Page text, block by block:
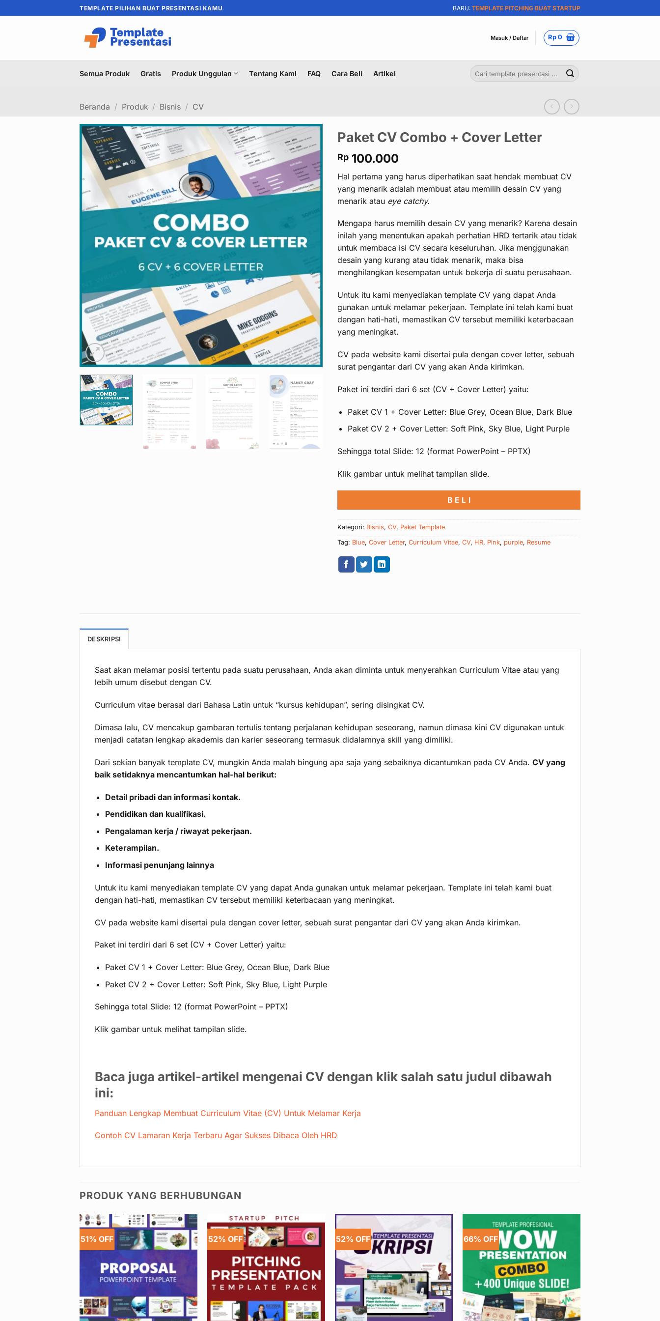
to
TEMPLATE PILIHAN BUAT PRESENTASI KAMU BARU: TEMPLATE PITCHING BUAT STARTUP
Masuk / Daftar Rp0
Semua Produk Gratis Produk Unggulan Tentang Kami FAQ Cara Beli Artikel
Pencarian
untuk:
Beranda / Produk / Bisnis / CV
Paket CV Combo + Cover Letter
Rp 100.000
Hal pertama yang harus diperhatikan saat hendak membuat CV
yang menarik adalah membuat atau memilih desain CV yang
menarik atau eye catchy.
Mengapa harus memilih desain CV yang menarik? Karena desain
inilah yang menentukan apakah perhatian HRD tertarik atau tidak
untuk membaca isi CV secara keseluruhan. Jika menggunakan
desain yang kurang atau tidak menarik, maka bisa
menghilangkan kesempatan untuk bekerja di suatu perusahaan.
Untuk itu kami menyediakan template CV yang dapat Anda
gunakan untuk melamar pekerjaan. Template ini telah kami buat
dengan hati-hati, memastikan CV tersebut memiliki keterbacaan
yang meningkat.
CV pada website kami disertai pula dengan cover letter, sebuah
surat pengantar dari CV yang akan Anda kirimkan.
Paket ini terdiri dari 6 set (CV + Cover Letter) yaitu:
Paket CV 1 + Cover Letter: Blue Grey, Ocean Blue, Dark Blue
Paket CV 2 + Cover Letter: Soft Pink, Sky Blue, Light Purple
Sehingga total Slide: 12 (format PowerPoint – PPTX)
Klik gambar untuk melihat tampilan slide.
B E L I
Kategori: Bisnis, CV, Paket Template
Tag: Blue, Cover Letter, Curriculum Vitae, CV, HR, Pink, purple, Resume
DESKRIPSI
Saat akan melamar posisi tertentu pada suatu perusahaan, Anda akan diminta untuk menyerahkan Curriculum Vitae atau yang
lebih umum disebut dengan CV.
Curriculum vitae berasal dari Bahasa Latin untuk “kursus kehidupan”, sering disingkat CV.
Dimasa lalu, CV mencakup gambaran tertulis tentang perjalanan kehidupan seseorang, namun dimasa kini CV digunakan untuk
menjadi catatan lengkap akademis dan karier seseorang termasuk didalamnya skill yang dimiliki.
Dari sekian banyak template CV, mungkin Anda malah bingung apa saja yang sebaiknya dicantumkan pada CV Anda. CV yang
baik setidaknya mencantumkan hal-hal berikut:
Detail pribadi dan informasi kontak.
Pendidikan dan kualifikasi.
Pengalaman kerja / riwayat pekerjaan.
Keterampilan.
Informasi penunjang lainnya
Untuk itu kami menyediakan template CV yang dapat Anda gunakan untuk melamar pekerjaan. Template ini telah kami buat
dengan hati-hati, memastikan CV tersebut memiliki keterbacaan yang meningkat.
CV pada website kami disertai pula dengan cover letter, sebuah surat pengantar dari CV yang akan Anda kirimkan.
Paket ini terdiri dari 6 set (CV + Cover Letter) yaitu:
Paket CV 1 + Cover Letter: Blue Grey, Ocean Blue, Dark Blue
Paket CV 2 + Cover Letter: Soft Pink, Sky Blue, Light Purple
Sehingga total Slide: 12 (format PowerPoint – PPTX)
Klik gambar untuk melihat tampilan slide.
Baca juga artikel-artikel mengenai CV dengan klik salah satu judul dibawah
ini:
Panduan Lengkap Membuat Curriculum Vitae (CV) Untuk Melamar Kerja
Contoh CV Lamaran Kerja Terbaru Agar Sukses Dibaca Oleh HRD
PRODUK YANG BERHUBUNGAN
51% OFF 52% OFF 52% OFF 66% OFF